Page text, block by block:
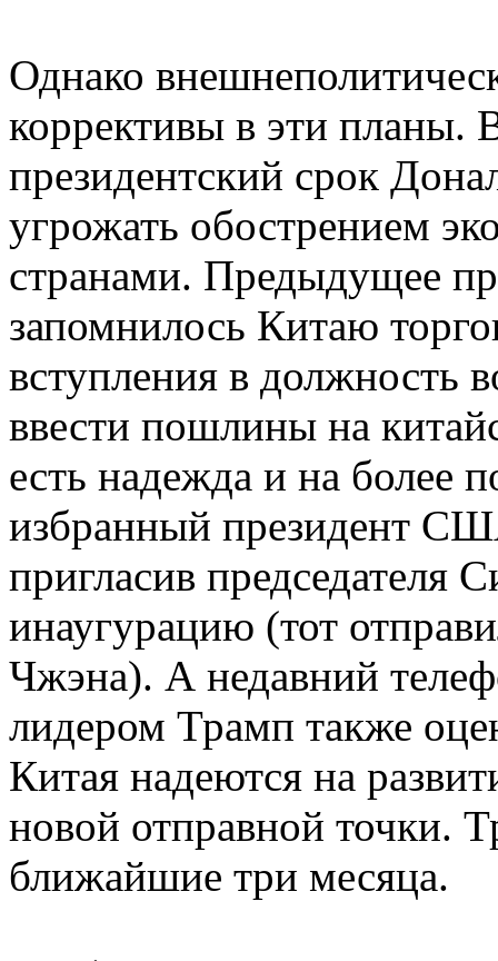
Однако
коррективы в эти планы.
президентский срок
угрожать обострением
странами. Предыдущее
запомнилось Китаю
вступления в должность
ввести пошлины на
есть надежда и на более
избранный президент
пригласив председателя
инаугурацию (тот
Чжэна). А недавний
лидером Трамп также
Китая надеются на
новой отправной точки.
ближайшие три месяца.